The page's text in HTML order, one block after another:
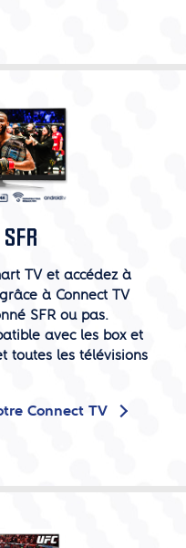
TV et accédez à
à Connect TV
SFR ou pas.
avec les box et
toutes les télévisions
Connect TV